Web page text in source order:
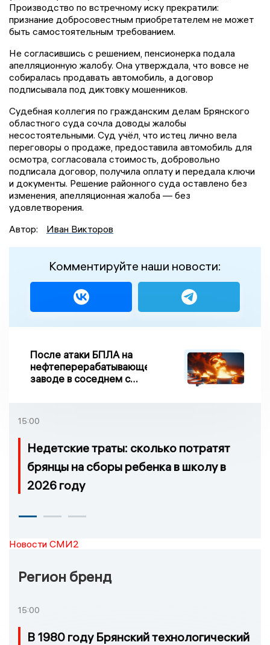
Производство по встречному иску прекратили:
признание добросовестным приобретателем не может
быть самостоятельным требованием.
Не согласившись с решением, пенсионерка подала
апелляционную жалобу. Она утверждала, что вовсе не
собиралась продавать автомобиль, а договор
подписывала под диктовку мошенников.
Судебная коллегия по гражданским делам Брянского
областного суда сочла доводы жалобы
несостоятельными. Суд учёл, что истец лично вела
переговоры о продаже, предоставила автомобиль для
осмотра, согласовала стоимость, добровольно
подписала договор, получила оплату и передала ключи
и документы. Решение районного суда оставлено без
изменения, апелляционная жалоба — без
удовлетворения.
Автор:
Иван Викторов
Комментируйте наши новости:
После атаки БПЛА на
нефтеперерабатывающем
заводе в соседнем с
возгорание
15:00
Недетские траты: сколько потратят
брянцы на сборы ребенка в школу в
2026 году
Новости СМИ2
Регион бренд
15:00
В 1980 году Брянский технологический